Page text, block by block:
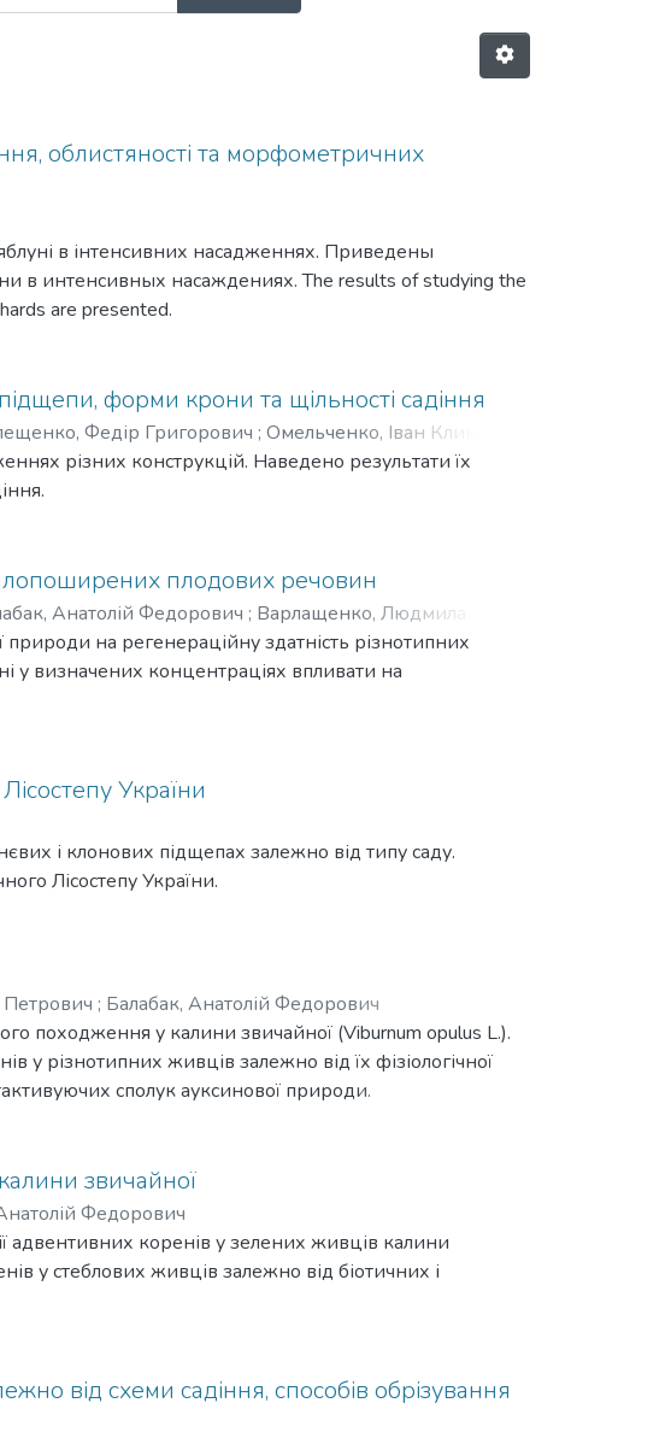
облистяності та морфометричних
в інтенсивних насадженнях. Приведены
в интенсивных насаждениях. The results of studying the
are presented.
форми крони та щільності садіння
Федір Григорович ; Омельченко, Іван Климович
різних конструкцій. Наведено результати їх
плодових речовин
Анатолій Федорович ; Варлащенко, Людмила
на регенераційну здатність різнотипних
у визначених концентраціях впливати на
України
і клонових підщепах залежно від типу саду.
Лісостепу України.
; Балабак, Анатолій Федорович
походження у калини звичайної (Viburnum opulus L.).
у різнотипних живців залежно від їх фізіологічної
сполук ауксинової природи.
звичайної
Федорович
адвентивних коренів у зелених живців калини
у стеблових живців залежно від біотичних і
від схеми садіння, способів обрізування